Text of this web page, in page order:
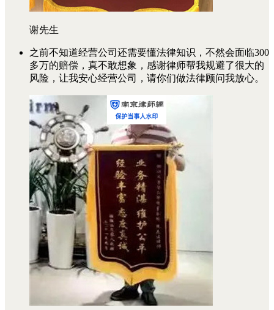
谢先生
之前不知道经营公司还需要懂法律知识，不然会面临300
多万的赔偿，真不敢想象，感谢律师帮我规避了很大的
风险，让我安心经营公司，请你们做法律顾问我放心。